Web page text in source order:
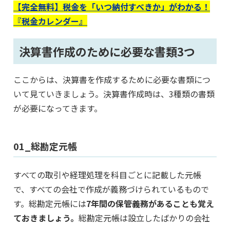
【完全無料】税金を「いつ納付すべきか」がわかる！
『税金カレンダー』
決算書作成のために必要な書類3つ
ここからは、決算書を作成するために必要な書類につ
いて見ていきましょう。決算書作成時は、3種類の書類
が必要になってきます。
01_総勘定元帳
すべての取引や経理処理を科目ごとに記載した元帳
で、すべての会社で作成が義務づけられているもので
す。総勘定元帳には7年間の保管義務があることも覚え
ておきましょう。 総勘定元帳は設立したばかりの会社